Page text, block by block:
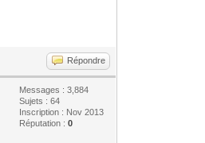
Répondre
Messages : 3,884
Sujets : 64
Inscription : Nov 2013
Réputation :0